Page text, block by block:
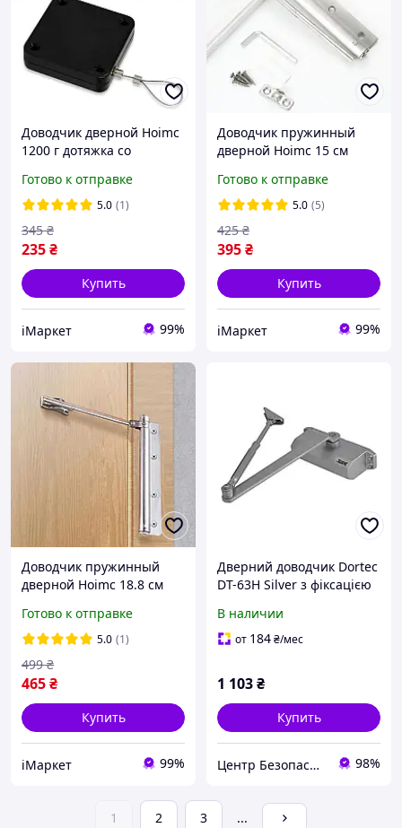
Доводчик дверной Hoimc
1200 г дотяжка со
дверей и окон черный
(R051334)
Готово к отправке
5.0 (1)
235₴
345 ₴
Купить
iМаркет 99%
Доводчик пружинный
дверной Hoimc 15 см
петля с пружинным
доводчиком серебряная
(R051533)
Готово к отправке
5.0 (5)
395₴
425 ₴
Купить
iМаркет 99%
Доводчик пружинный
дверной Hoimc 18.8 см
петля с пружинным
доводчиком серебряная
(R051535)
Готово к отправке
5.0 (1)
465₴
499 ₴
Купить
iМаркет 99%
Дверний доводчик Dortec
DT-63H Silver з фіксацією
положенні (63-00017)
В наличии
от 184₴/мес
1 103₴
Купить
Центр Безопасности 98%
1 2 3 ...